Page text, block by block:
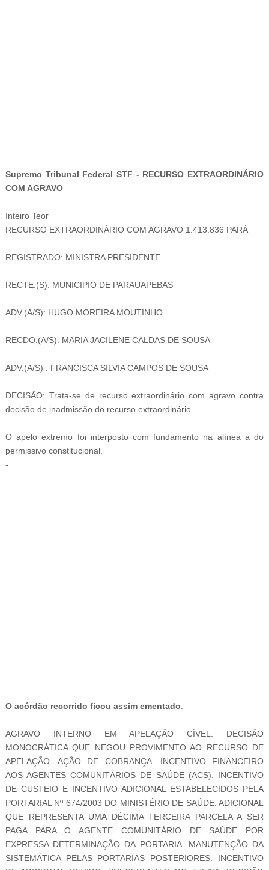
Supremo Tribunal Federal STF - RECURSO EXTRAORDINÁRIO
COM AGRAVO
Inteiro Teor
RECURSO EXTRAORDINÁRIO COM AGRAVO 1.413.836 PARÁ
REGISTRADO: MINISTRA PRESIDENTE
RECTE.(S): MUNICIPIO DE PARAUAPEBAS
ADV.(A/S): HUGO MOREIRA MOUTINHO
RECDO.(A/S): MARIA JACILENE CALDAS DE SOUSA
ADV.(A/S) : FRANCISCA SILVIA CAMPOS DE SOUSA
DECISÃO: Trata-se de recurso extraordinário com agravo contra
decisão de inadmissão do recurso extraordinário.
O apelo extremo foi interposto com fundamento na alínea a do
permissivo constitucional.
-
O acórdão recorrido ficou assim ementado:
AGRAVO INTERNO EM APELAÇÃO CÍVEL. DECISÃO
MONOCRÁTICA QUE NEGOU PROVIMENTO AO RECURSO DE
APELAÇÃO. AÇÃO DE COBRANÇA. INCENTIVO FINANCEIRO
AOS AGENTES COMUNITÁRIOS DE SAÚDE (ACS). INCENTIVO
DE CUSTEIO E INCENTIVO ADICIONAL ESTABELECIDOS PELA
PORTARIAL Nº 674/2003 DO MINISTÉRIO DE SAÚDE. ADICIONAL
QUE REPRESENTA UMA DÉCIMA TERCEIRA PARCELA A SER
PAGA PARA O AGENTE COMUNITÁRIO DE SAÚDE POR
EXPRESSA DETERMINAÇÃO DA PORTARIA. MANUTENÇÃO DA
SISTEMÁTICA PELAS PORTARIAS POSTERIORES. INCENTIVO